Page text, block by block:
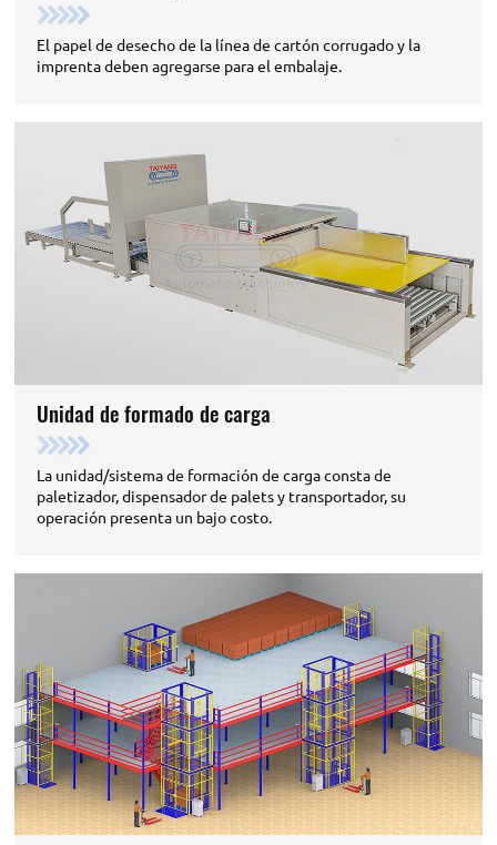
El papel de desecho de la línea de cartón corrugado y la
imprenta deben agregarse para el embalaje.
Unidad de formado de carga
La unidad/sistema de formación de carga consta de
paletizador, dispensador de palets y transportador, su
operación presenta un bajo costo.